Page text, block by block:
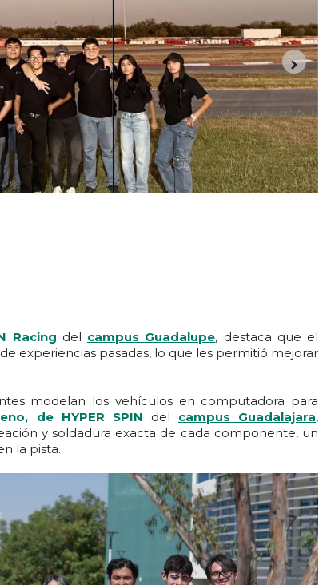
Racing del campus Guadalupe, destaca que el
experiencias pasadas, lo que les permitió mejorar
modelan los vehículos en computadora para
de HYPER SPIN del campus Guadalajara,
y soldadura exacta de cada componente, un
la pista.